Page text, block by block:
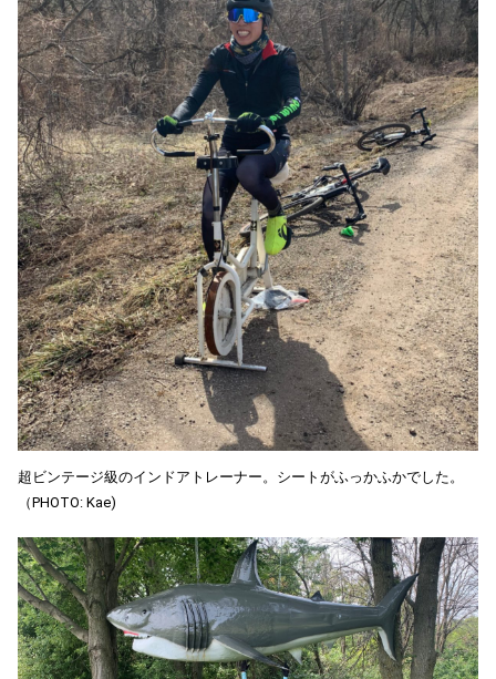
超ビンテージ級のインドアトレーナー。シートがふっかふかでした。
（PHOTO: Kae)